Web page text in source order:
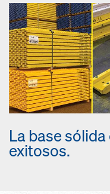
La base
exitosos.